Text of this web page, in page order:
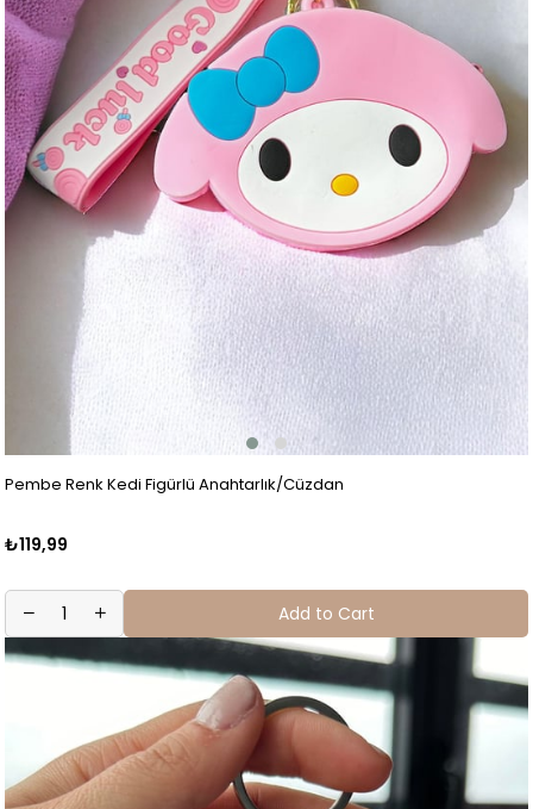
Pembe Renk Kedi Figürlü Anahtarlık/Cüzdan
₺119,99
Add to Cart